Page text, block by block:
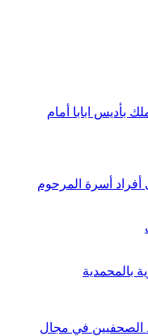
بأديس ابابا أمام
أفراد أسرة المرحوم
بالمحمدية
الصحفيين في مجال